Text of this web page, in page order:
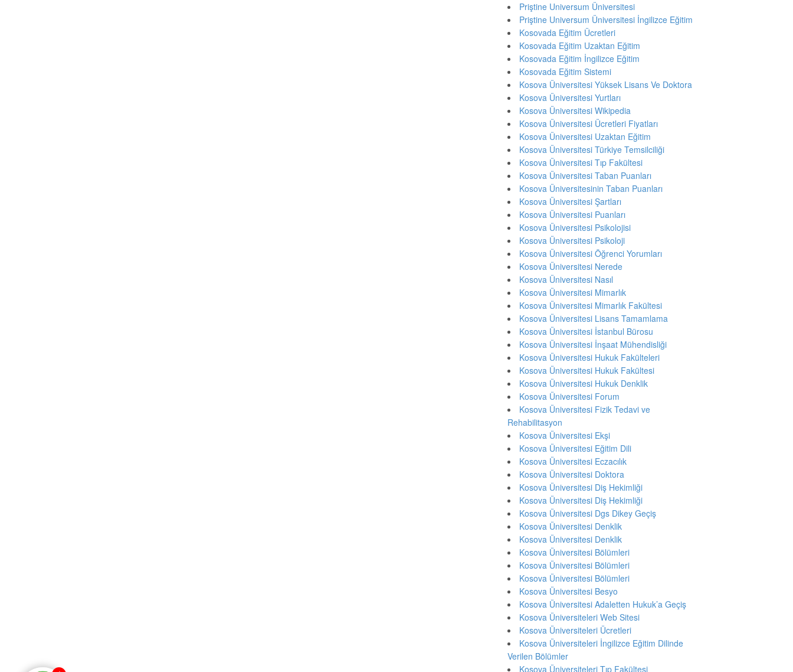
Priştine Universum Üniversitesi
Priştine Universum Üniversitesi İngilizce Eğitim
Kosovada Eğitim Ücretleri
Kosovada Eğitim Uzaktan Eğitim
Kosovada Eğitim İngilizce Eğitim
Kosovada Eğitim Sistemi
Kosova Üniversitesi Yüksek Lisans Ve Doktora
Kosova Üniversitesi Yurtları
Kosova Üniversitesi Wikipedia
Kosova Üniversitesi Ücretleri Fiyatları
Kosova Üniversitesi Uzaktan Eğitim
Kosova Üniversitesi Türkiye Temsilciliği
Kosova Üniversitesi Tıp Fakültesi
Kosova Üniversitesi Taban Puanları
Kosova Üniversitesinin Taban Puanları
Kosova Üniversitesi Şartları
Kosova Üniversitesi Puanları
Kosova Üniversitesi Psikolojisi
Kosova Üniversitesi Psikoloji
Kosova Üniversitesi Öğrenci Yorumları
Kosova Üniversitesi Nerede
Kosova Üniversitesi Nasıl
Kosova Üniversitesi Mimarlık
Kosova Üniversitesi Mimarlık Fakültesi
Kosova Üniversitesi Lisans Tamamlama
Kosova Üniversitesi İstanbul Bürosu
Kosova Üniversitesi İnşaat Mühendisliği
Kosova Üniversitesi Hukuk Fakülteleri
Kosova Üniversitesi Hukuk Fakültesi
Kosova Üniversitesi Hukuk Denklik
Kosova Üniversitesi Forum
Kosova Üniversitesi Fizik Tedavi ve
Rehabilitasyon
Kosova Üniversitesi Ekşi
Kosova Üniversitesi Eğitim Dili
Kosova Üniversitesi Eczacılık
Kosova Üniversitesi Doktora
Kosova Üniversitesi Diş Hekimliği
Kosova Üniversitesi Diş Hekimliği
Kosova Üniversitesi Dgs Dikey Geçiş
Kosova Üniversitesi Denklik
Kosova Üniversitesi Denklik
Kosova Üniversitesi Bölümleri
Kosova Üniversitesi Bölümleri
Kosova Üniversitesi Bölümleri
Kosova Üniversitesi Besyo
Kosova Üniversitesi Adaletten Hukuk’a Geçiş
Kosova Üniversiteleri Web Sitesi
Kosova Üniversiteleri Ücretleri
Kosova Üniversiteleri İngilizce Eğitim Dilinde
Verilen Bölümler
Kosova Üniversiteleri Tıp Fakültesi